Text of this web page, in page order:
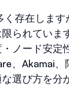
存在しま
られていま
ノード安定
、Akamai
選び方を分